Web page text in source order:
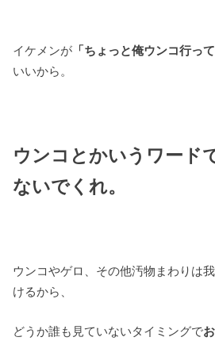
イケメンが 「ちょっと俺ウンコ行って
いいから。
ウンコとかいうワード
ないでくれ。
ウンコやゲロ、その他汚物まわりは
けるから、
どうか誰も見ていないタイミングで